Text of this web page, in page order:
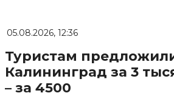
05.08.2026, 12:36
Туристам
Калининград за 3
– за 4500